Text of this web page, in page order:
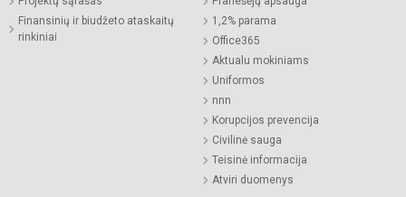
Finansinių ir biudžeto ataskaitų
rinkiniai
1,2% parama
Office365
Aktualu mokiniams
Uniformos
nnn
Korupcijos prevencija
Civilinė sauga
Teisinė informacija
Atviri duomenys